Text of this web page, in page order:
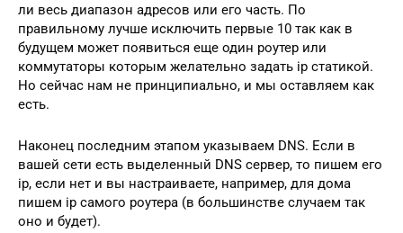
ли весь диапазон адресов или его часть. По
правильному лучше исключить первые 10 так как в
будущем может появиться еще один роутер или
коммутаторы которым желательно задать ip статикой.
Но сейчас нам не принципиально, и мы оставляем как
есть.
Наконец последним этапом указываем DNS. Если в
вашей сети есть выделенный DNS сервер, то пишем его
ip, если нет и вы настраиваете, например, для дома
пишем ip самого роутера (в большинстве случаем так
оно и будет).